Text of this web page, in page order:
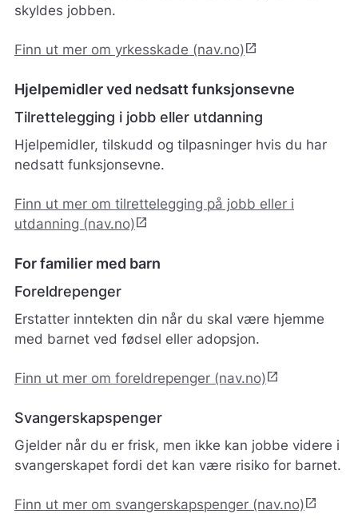
skyldes jobben.
Finn ut mer om yrkesskade (nav.no)open_in_new
Hjelpemidler ved nedsatt funksjonsevne
Tilrettelegging i jobb eller utdanning
Hjelpemidler, tilskudd og tilpasninger hvis du har
nedsatt funksjonsevne.
Finn ut mer om tilrettelegging på jobb eller i
utdanning (nav.no)open_in_new
For familier med barn
Foreldrepenger
Erstatter inntekten din når du skal være hjemme
med barnet ved fødsel eller adopsjon.
Finn ut mer om foreldrepenger (nav.no)open_in_new
Svangerskapspenger
Gjelder når du er frisk, men ikke kan jobbe videre i
svangerskapet fordi det kan være risiko for barnet.
Finn ut mer om svangerskapspenger (nav.no)open_in_new
a
e
i
k
e
å
m
e
d
n
e
r